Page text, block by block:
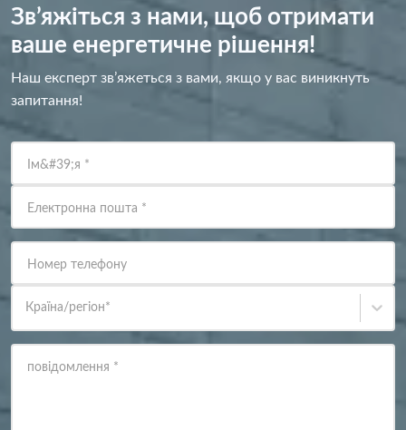
Зв’яжіться з нами, щоб отримати
ваше енергетичне рішення!
Наш експерт зв’яжеться з вами, якщо у вас виникнуть
запитання!
Ім&#39;я *
Електронна пошта *
Номер телефону
Країна/регіон*
повідомлення *